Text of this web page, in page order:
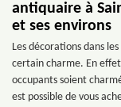
antiquaire à
et ses environs
Les décorations dans
certain charme. En
occupants soient
est possible de vous